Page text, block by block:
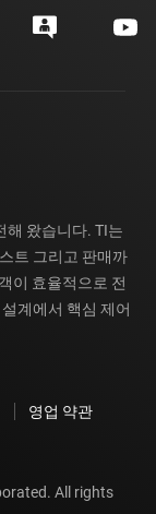
해 왔습니다. TI는
트 그리고 판매까
이 효율적으로 전
계에서 핵심 제어
영업 약관
All rights